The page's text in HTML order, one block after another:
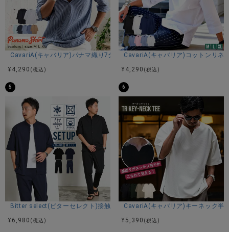
CavariA(キャバリア)パナマ織り7分袖カプリシャツ/全9色
¥ 4,290 (税込)
CavariA(キャバリア)コットンリネ
¥ 4,290 (税込)
5
Bitter select(ビターセレクト)接触冷感スーパーストレッチバンドカラー
¥ 6,980 (税込)
6
CavariA(キャバリア)キーネック半
¥ 5,390 (税込)